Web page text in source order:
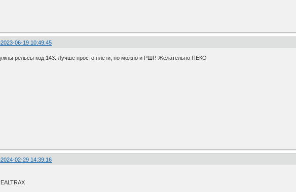
2023-06-19 10:49:45
рельсы код 143. Лучше просто плети, но можно и РШР. Желательно ПЕКО
2024-02-29 14:39:16